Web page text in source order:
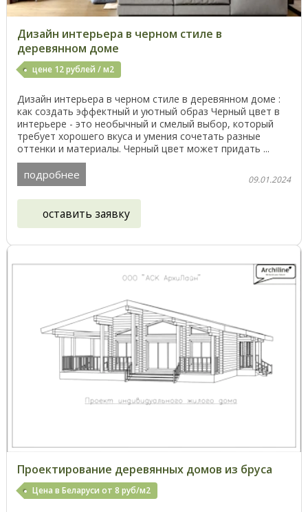
Дизайн интерьера в черном стиле в
деревянном доме
цене 12 рублей / м2
Дизайн интерьера в черном стиле в деревянном доме :
как создать эффектный и уютный образ Черный цвет в
интерьере - это необычный и смелый выбор, который
требует хорошего вкуса и умения сочетать разные
оттенки и материалы. Черный цвет может придать ...
подробнее 09.01.2024
оставить заявку
Проектирование деревянных домов из бруса
Цена в Беларуси от 8 руб/м2